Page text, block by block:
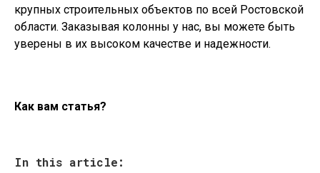
крупных строительных объектов по всей Ростовской
области. Заказывая колонны у нас, вы можете быть
уверены в их высоком качестве и надежности.
Как вам статья?
In this article: